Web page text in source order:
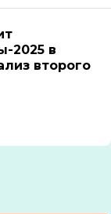
2025 в
второго